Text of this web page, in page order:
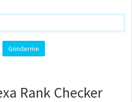
Rank Checker